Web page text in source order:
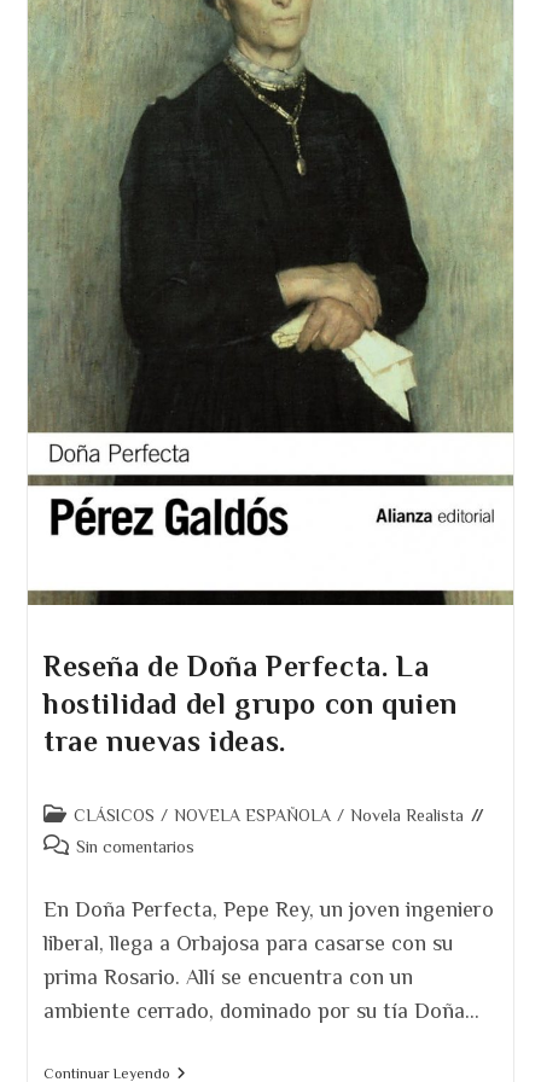
Reseña de Doña Perfecta. La
hostilidad del grupo con quien
trae nuevas ideas.
Categoría
de
CLÁSICOS / NOVELA ESPAÑOLA / Novela Realista
Comentarios
entrada:
Sin comentarios
En Doña Perfecta, Pepe Rey, un joven ingeniero
liberal, llega a Orbajosa para casarse con su
prima Rosario. Allí se encuentra con un
ambiente cerrado, dominado por su tía Doña…
Continuar LeyendoReseña